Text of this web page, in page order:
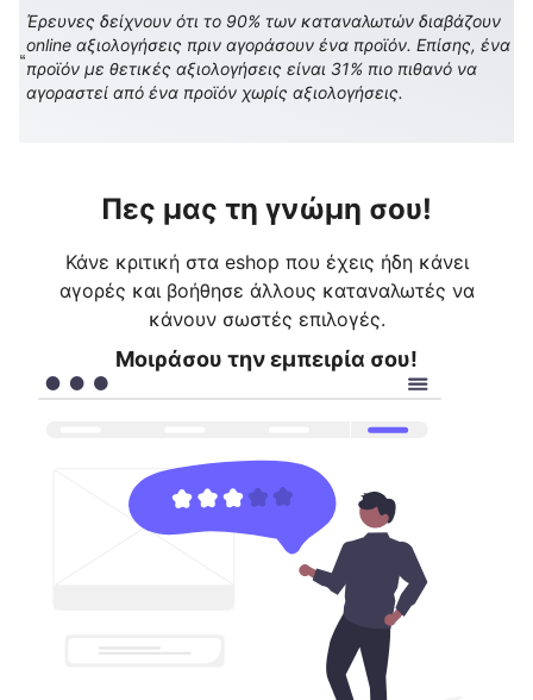
Έρευνες δείχνουν ότι το 90% των καταναλωτών διαβάζουν
online αξιολογήσεις πριν αγοράσουν ένα προϊόν. Επίσης, ένα
προϊόν με θετικές αξιολογήσεις είναι 31% πιο πιθανό να
αγοραστεί από ένα προϊόν χωρίς αξιολογήσεις.
Πες μας τη γνώμη σου!
Κάνε κριτική στα eshop που έχεις ήδη κάνει
αγορές και βοήθησε άλλους καταναλωτές να
κάνουν σωστές επιλογές.
Μοιράσου την εμπειρία σου!